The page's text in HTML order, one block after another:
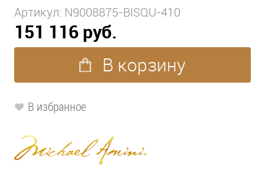
Артикул: N9008875-BISQU-410
151 116 руб.
В корзину
В избранное